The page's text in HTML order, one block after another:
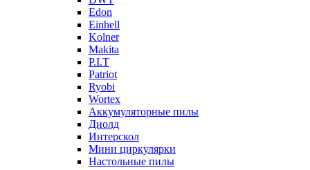
Edon
Einhell
Kolner
Makita
P.I.T
Patriot
Ryobi
Wortex
Аккумуляторные пилы
Диолд
Интерскол
Мини циркулярки
Настольные пилы